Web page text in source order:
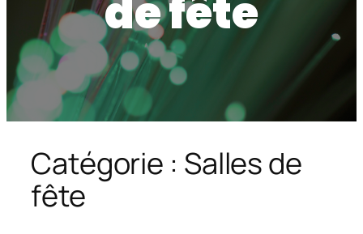
de fête
Catégorie : Salles de
fête